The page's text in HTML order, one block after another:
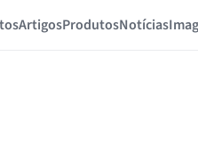
ArtigosProdutosNotícias